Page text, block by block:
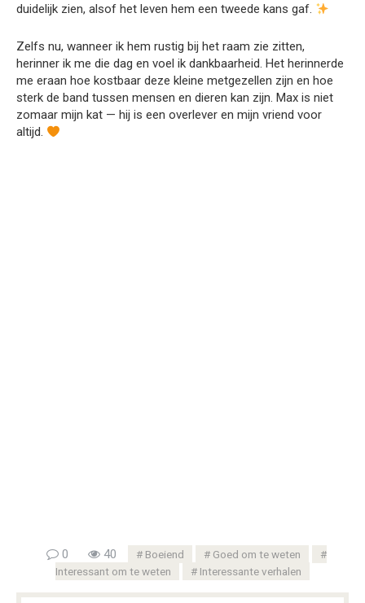
duidelijk zien, alsof het leven hem een tweede kans gaf.
Zelfs nu, wanneer ik hem rustig bij het raam zie zitten,
herinner ik me die dag en voel ik dankbaarheid. Het herinnerde
me eraan hoe kostbaar deze kleine metgezellen zijn en hoe
sterk de band tussen mensen en dieren kan zijn. Max is niet
zomaar mijn kat — hij is een overlever en mijn vriend voor
altijd.
0 40 Boeiend
Goed om te weten
Interessant om te weten
Interessante verhalen